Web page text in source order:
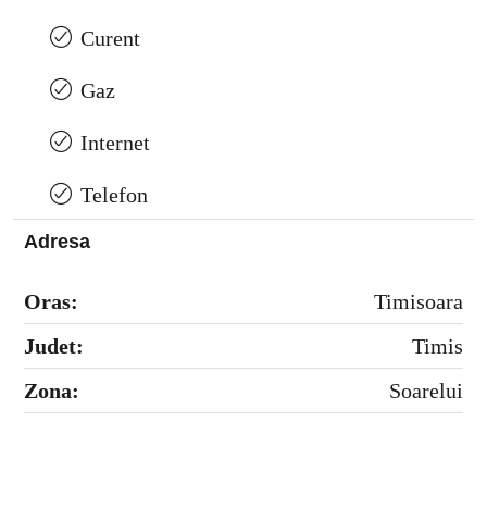
Curent
Gaz
Internet
Telefon
Adresa
Oras:
Timisoara
Judet:
Timis
Zona:
Soarelui